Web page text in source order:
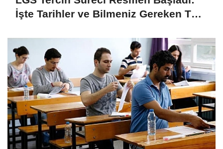
İşte Tarihler ve Bilmeniz Gereken Tüm